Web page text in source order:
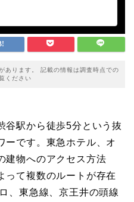
あります。 記載の情報は調査時点での
ください
谷駅から徒歩5分という抜
ーです。東急ホテル、オ
建物へのアクセス方法
って複数のルートが存在
、東急線、京王井の頭線